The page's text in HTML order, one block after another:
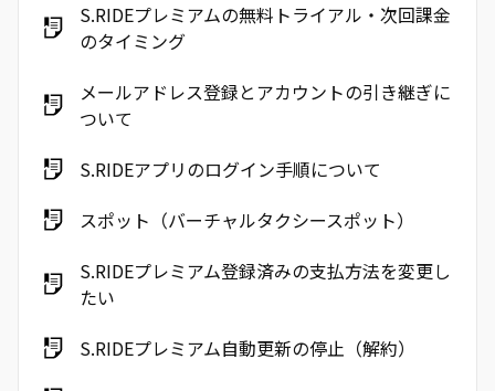
S.RIDEプレミアムの無料トライアル・次回課金
のタイミング
メールアドレス登録とアカウントの引き継ぎに
ついて
S.RIDEアプリのログイン手順について
スポット（バーチャルタクシースポット）
S.RIDEプレミアム登録済みの支払方法を変更し
たい
S.RIDEプレミアム自動更新の停止（解約）